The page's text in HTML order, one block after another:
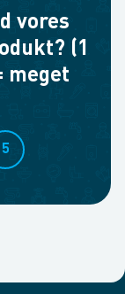
vores
(1
meget
5